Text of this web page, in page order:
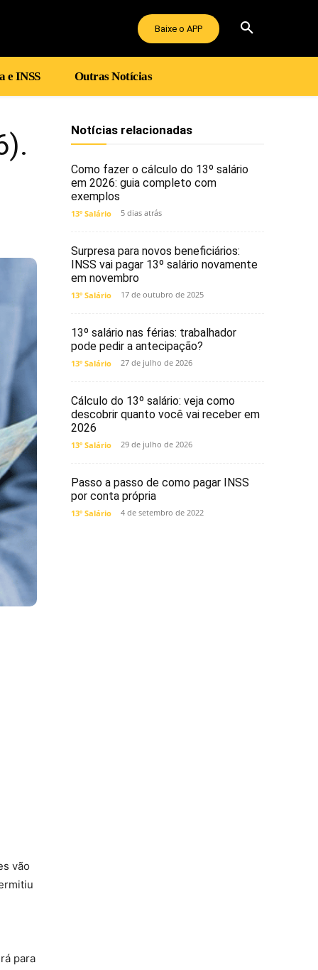
Baixe o APP
e INSS Outras Notícias
vão
para
Notícias relacionadas
Como fazer o cálculo do 13º salário
em 2026: guia completo com
exemplos
13º Salário 5 dias atrás
Surpresa para novos beneficiários:
INSS vai pagar 13º salário novamente
em novembro
13º Salário 17 de outubro de 2025
13º salário nas férias: trabalhador
pode pedir a antecipação?
13º Salário 27 de julho de 2026
Cálculo do 13º salário: veja como
descobrir quanto você vai receber em
2026
13º Salário 29 de julho de 2026
Passo a passo de como pagar INSS
por conta própria
13º Salário 4 de setembro de 2022